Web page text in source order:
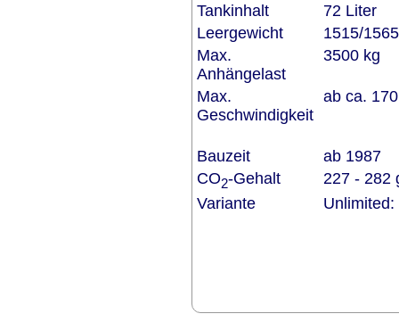
Tankinhalt
72 Liter
Leergewicht
1515/
Max.
Anhängelast
3500 kg
Max.
Geschwindigkeit
ab ca.
Bauzeit
ab 1987
CO2-Gehalt
227 - 282
Variante